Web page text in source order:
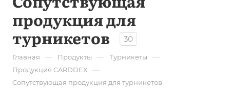
продукция для
турникетов
30
Главная — Продукты — Турникеты —
Продукция CARDDEX —
Сопутствующая продукция для турникетов